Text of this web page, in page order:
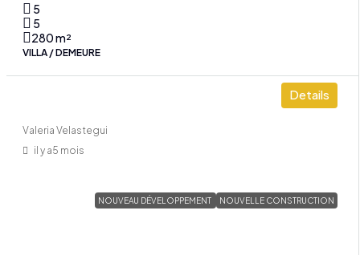
5
5
280m²
VILLA / DEMEURE
Details
Valeria Velastegui
il y a5 mois
NOUVEAU DÉVELOPPEMENT NOUVELLE CONSTRUCTION